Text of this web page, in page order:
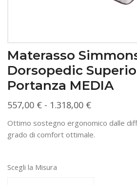
Materasso
Dorsopedic
Portanza MEDIA
557,00 € - 1.318,00 €Fascia
prezzo:
Ottimo sostegno ergonomico dalle
grado di comfort ottimale.
Scegli la Misura